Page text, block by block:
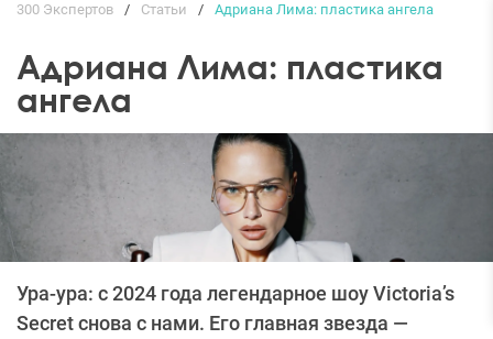
300 Экспертов Статьи Адриана Лима: пластика ангела
Адриана Лима: пластика
ангела
Ура-ура: с 2024 года легендарное шоу Victoria’s
Secret снова с нами. Его главная звезда —